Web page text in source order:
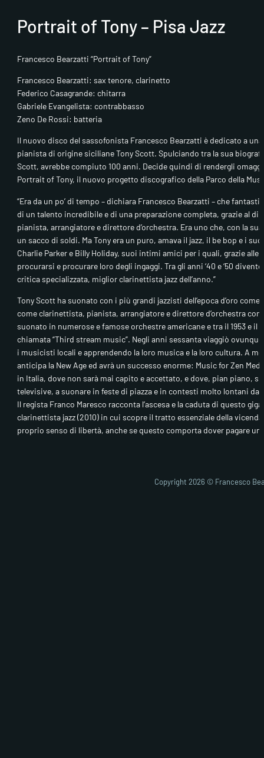
Portrait of Tony – Pisa Jazz
Francesco Bearzatti “Portrait of Tony”
Francesco Bearzatti: sax tenore, clarinetto
Federico Casagrande: chitarra
Gabriele Evangelista: contrabbasso
Zeno De Rossi: batteria
Il nuovo disco del sassofonista Francesco Bearzatti è dedicato a
pianista di origine siciliane Tony Scott. Spulciando tra la sua
Scott, avrebbe compiuto 100 anni. Decide quindi di rendergli
Portrait of Tony, il nuovo progetto discografico della Parco della
“Era da un po’ di tempo – dichiara Francesco Bearzatti – che
di un talento incredibile e di una preparazione completa, grazie al
pianista, arrangiatore e direttore d’orchestra. Era uno che, con la
un sacco di soldi. Ma Tony era un puro, amava il jazz, il be bop e i
Charlie Parker e Billy Holiday, suoi intimi amici per i quali, grazie
procurarsi e procurare loro degli ingaggi. Tra gli anni ‘40 e ‘50
critica specializzata, miglior clarinettista jazz dell’anno.”
Tony Scott ha suonato con i più grandi jazzisti dell’epoca d’oro
come clarinettista, pianista, arrangiatore e direttore d’orchestra
suonato in numerose e famose orchestre americane e tra il 1953 e
chiamata “Third stream music”. Negli anni sessanta viaggiò
i musicisti locali e apprendendo la loro musica e la loro cultura. A
anticipa la New Age ed avrà un successo enorme: Music for Zen
in Italia, dove non sarà mai capito e accettato, e dove, pian piano,
televisive, a suonare in feste di piazza e in contesti molto lontani da
Il regista Franco Maresco racconta l’ascesa e la caduta di questo
clarinettista jazz (2010) in cui scopre il tratto essenziale della
proprio senso di libertà, anche se questo comporta dover pagare un
Copyright 2026 © Francesco